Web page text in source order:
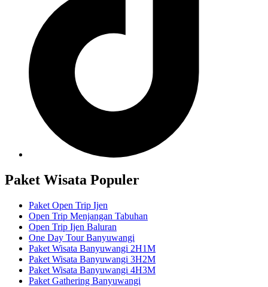
Paket Wisata Populer
Paket Open Trip Ijen
Open Trip Menjangan Tabuhan
Open Trip Ijen Baluran
One Day Tour Banyuwangi
Paket Wisata Banyuwangi 2H1M
Paket Wisata Banyuwangi 3H2M
Paket Wisata Banyuwangi 4H3M
Paket Gathering Banyuwangi